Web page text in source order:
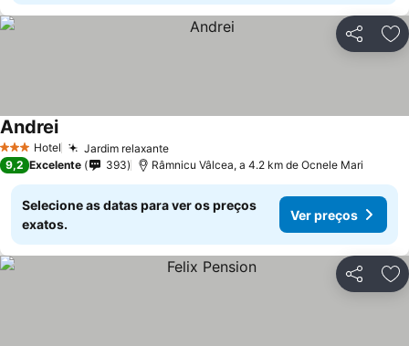
Partilhar
3 EstrelasHotel Jardim relaxante
Andrei
9,2 Excelente 393 Râmnicu Vâlcea, a 4.2 km de Ocnele Mari
Selecione as datas para ver os preços
exatos.
Ver preços
Partilhar